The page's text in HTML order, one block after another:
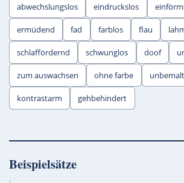
abwechslungslos eindruckslos
ermüdend fad farblos flau
schlaffördernd schwunglos doof
zum auswachsen ohne farbe unbemalt
kontrastarm gehbehindert
Beispielsätze